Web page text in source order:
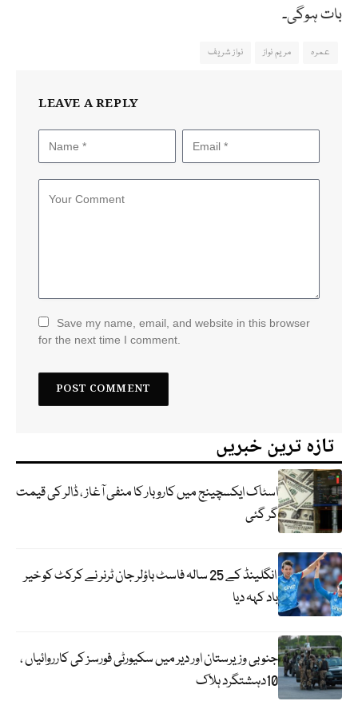
بات ہوگی۔
عمرہ مریم نواز نواز شریف
LEAVE A REPLY
Save my name, email, and website in this browser
for the next time I comment.
تازہ ترین خبریں
اسٹاک ایکسچینج میں کاروبار کا منفی آغاز ، ڈالر کی قیمت
گر گئی
انگلینڈ کے 25 سالہ فاسٹ باؤلر جان ٹرنر نے کرکٹ کو خیر
باد کہہ دیا
جنوبی وزیرستان اور دیر میں سکیورٹی فورسز کی کارروائیاں ،
10دہشتگرد ہلاک